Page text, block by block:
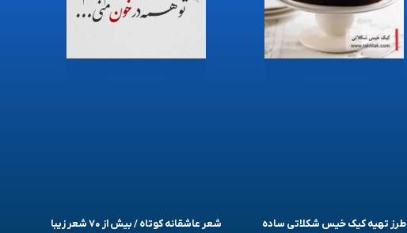
طرز تهیه کیک خیس شکلاتی ساده شعر عاشقانه کوتاه / بیش از ۷۰ شعر زیبا